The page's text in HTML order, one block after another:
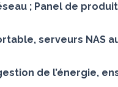
; Panel de
serveurs NAS
de l’énergie,